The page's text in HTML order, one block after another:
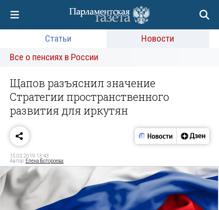
Статьи
Новости
Все о пенсиях в России
Щапов разъяснил значение
Стратегии пространственного
развития для иркутян
15.02.2019 13:43
Автор: Елена Ботороева